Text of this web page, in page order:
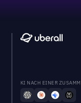
KI NACH EINER